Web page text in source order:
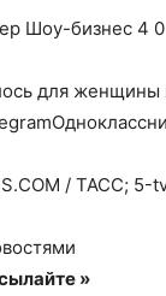
Шоу-бизнес 4 0
для женщины
/ ТАСС; 5-
»